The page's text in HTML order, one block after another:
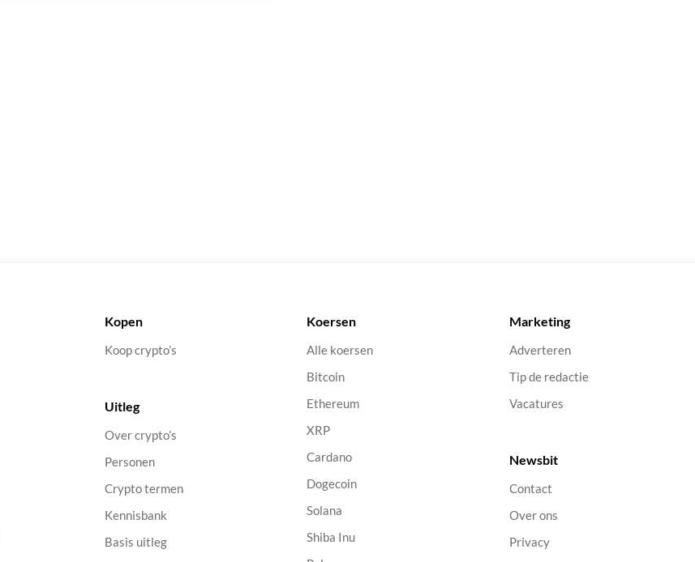
Kopen
Koop crypto’s
Uitleg
Over crypto’s
Personen
Crypto termen
Kennisbank
Basis uitleg
Koersen
Alle koersen
Bitcoin
Ethereum
XRP
Cardano
Dogecoin
Solana
Shiba Inu
Marketing
Adverteren
Tip de redactie
Vacatures
Newsbit
Contact
Over ons
Privacy